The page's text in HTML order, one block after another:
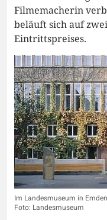
Filmemacherin
beläuft sich auf
Eintrittspreises.
Im Landesmuseum in
Foto: Landesmuseum